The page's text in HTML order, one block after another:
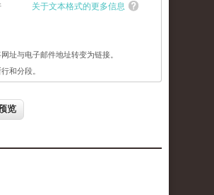
关于文本格式的更多信息
址与电子邮件地址转变为链接。
和分段。